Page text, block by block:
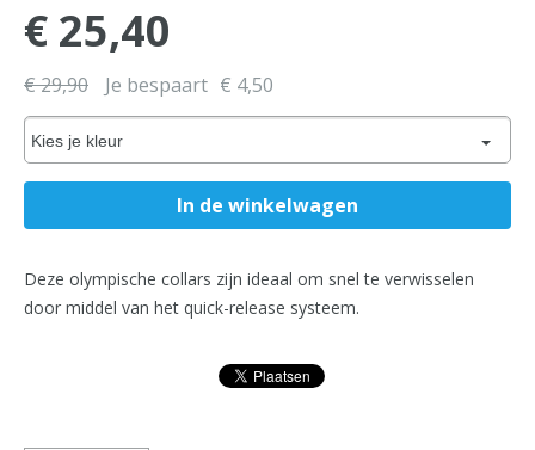
€ 25,40
€ 29,90 Je bespaart € 4,50
Kies je kleur
Deze olympische collars zijn ideaal om snel te verwisselen
door middel van het quick-release systeem.